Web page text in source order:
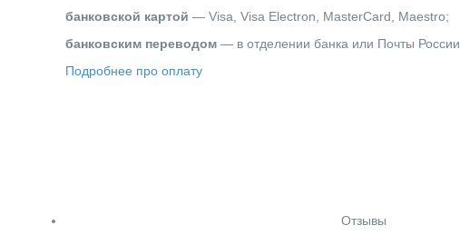
банковской картой — Visa, Visa Electron, MasterCard, Maestro;
банковским переводом — в отделении банка или Почты России.
Подробнее про оплату
Отзывы